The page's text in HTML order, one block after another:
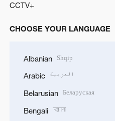
CCTV+
CHOOSE YOUR LANGUAGE
Albanian Shqip
Arabic العربية
Belarusian Беларуская
Bengali বাংলা